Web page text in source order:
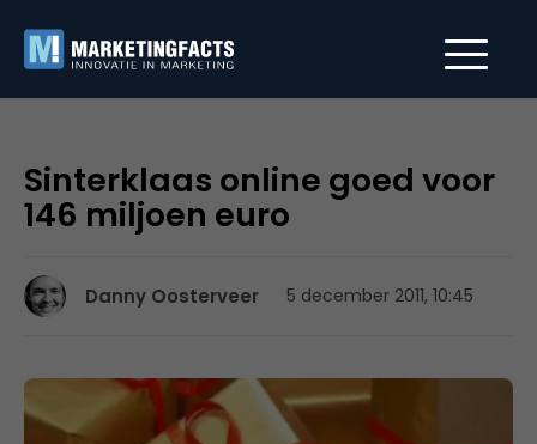
Sinterklaas online goed voor
146 miljoen euro
Danny Oosterveer 5 december 2011, 10:45